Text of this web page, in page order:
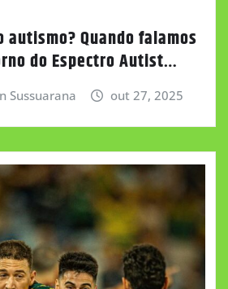
autismo? Quando falamos
do Espectro Autist…
Sussuarana out 27, 2025